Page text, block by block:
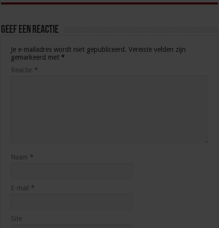
Geef een reactie
Je e-mailadres wordt niet gepubliceerd. Vereiste velden zijn
gemarkeerd met *
Reactie *
Naam *
E-mail *
Site